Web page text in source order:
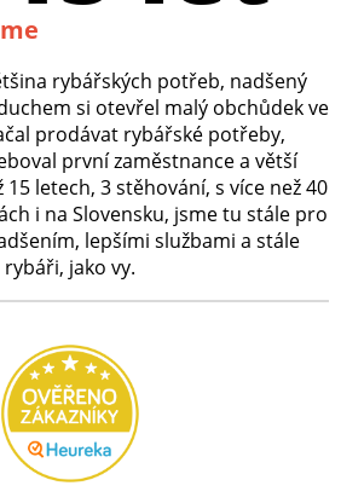
rybářských potřeb, nadšený
si otevřel malý obchůdek ve
prodávat rybářské potřeby,
první zaměstnance a větší
letech, 3 stěhování, s více než 40
i na Slovensku, jsme tu stále pro
lepšími službami a stále
rybáři, jako vy.